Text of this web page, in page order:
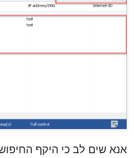
אנא שים לב כי היקף